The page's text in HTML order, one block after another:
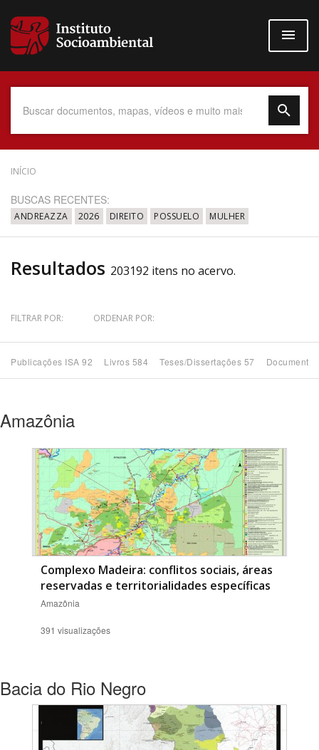
para
conteúdo
Data do Documento
Até
Povo Indígena
Subtema
Área de Levantamento
Área Protegida
BUSCAR
INÍCIO
BUSCAS RECENTES:
ANDREAZZA 2026 DIREITO POSSUELO MULHER
Resultados 203192 itens no acervo.
FILTRAR POR: ORDENAR POR:
Publicações ISA 92 Livros 584 Teses/Dissertações 57
Amazônia
Complexo Madeira: conflitos sociais, áreas
reservadas e territorialidades específicas
Amazônia
391 visualizações
Bacia do Rio Negro